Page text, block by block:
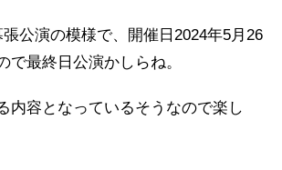
公演の模様で、開催日2024年5月26
で最終日公演かしらね。
内容となっているそうなので楽し